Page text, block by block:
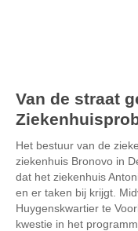
Van de straat
Het bestuur van de
ziekenhuis Bronovo in
dat het ziekenhuis
en er taken bij krijgt.
Huygenskwartier te
kwestie in het